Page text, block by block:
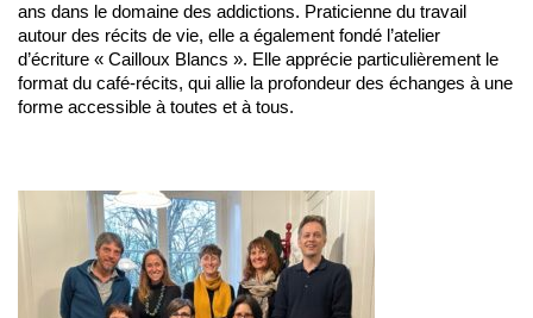
ans dans le domaine des addictions. Praticienne du travail
autour des récits de vie, elle a également fondé l’atelier
d’écriture « Cailloux Blancs ». Elle apprécie particulièrement le
format du café-récits, qui allie la profondeur des échanges à une
forme accessible à toutes et à tous.